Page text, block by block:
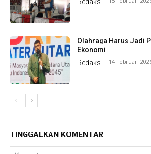
Redaksi -
Olahraga Harus Jadi
Ekonomi
Redaksi - 14 Februari
TINGGALKAN KOMENTAR